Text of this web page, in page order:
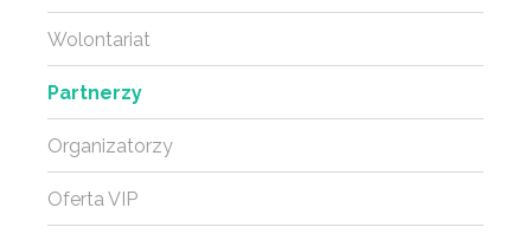
Wolontariat
Partnerzy
Organizatorzy
Oferta VIP